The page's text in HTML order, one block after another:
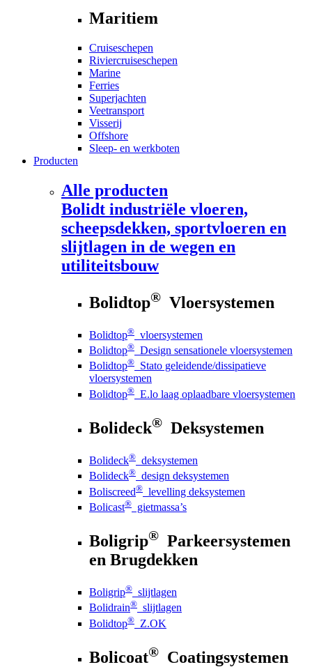
Maritiem
Cruiseschepen
Riviercruiseschepen
Marine
Ferries
Superjachten
Veetransport
Visserij
Offshore
Sleep- en werkboten
Producten
Alle producten
Bolidt industriële vloeren,
scheepsdekken, sportvloeren en
slijtlagen in de wegen en
utiliteitsbouw
Bolidtop® Vloersystemen
Bolidtop® vloersystemen
Bolidtop® Design sensationele vloersystemen
Bolidtop® Stato geleidende/dissipatieve
vloersystemen
Bolidtop® E.lo laag oplaadbare vloersystemen
Bolideck® Deksystemen
Bolideck® deksystemen
Bolideck® design deksystemen
Boliscreed® levelling deksystemen
Bolicast® gietmassa’s
Boligrip® Parkeersystemen
en Brugdekken
Boligrip® slijtlagen
Bolidrain® slijtlagen
Bolidtop® Z.OK
Bolicoat® Coatingsystemen